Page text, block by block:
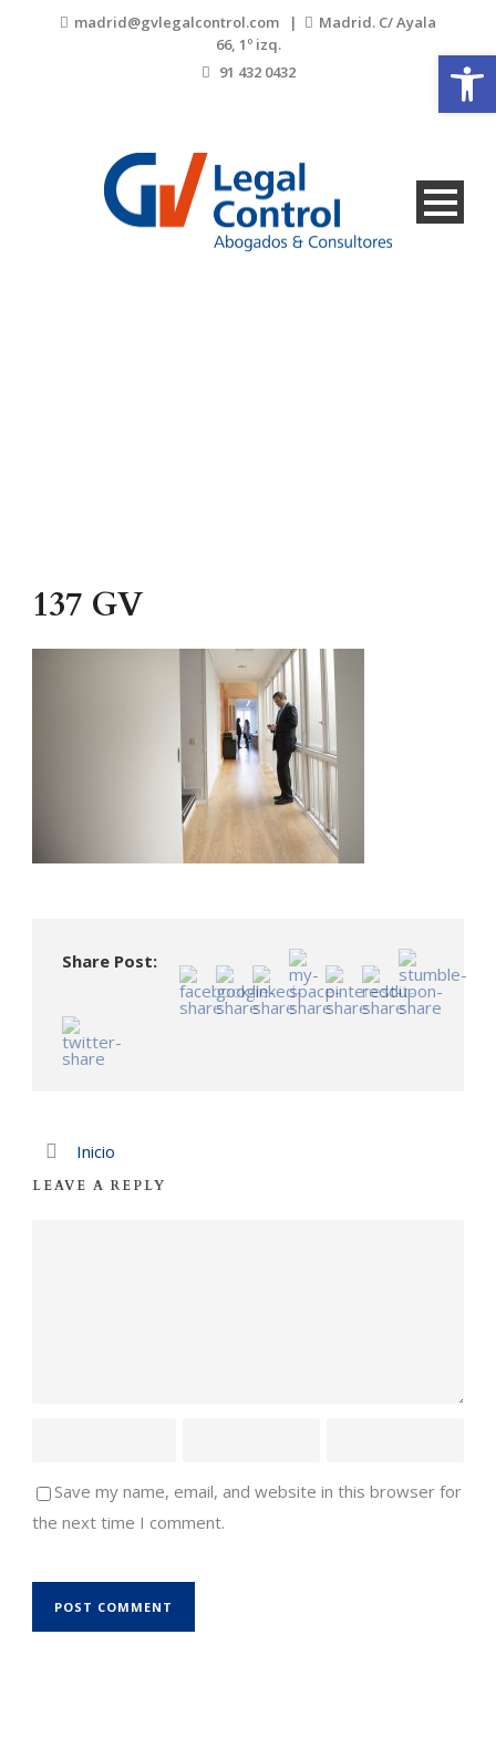
madrid@gvlegalcontrol.com |
Madrid. C/ Ayala
66, 1º izq.
91 432 0432
137 GV
Share Post:
Inicio
LEAVE A REPLY
Save my name, email, and website in this browser for
the next time I comment.